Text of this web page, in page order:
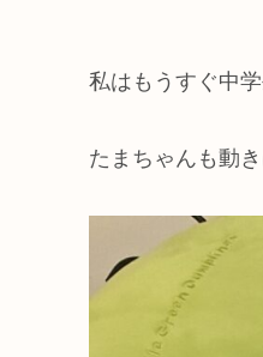
私はもうすぐ中
たまちゃんも動